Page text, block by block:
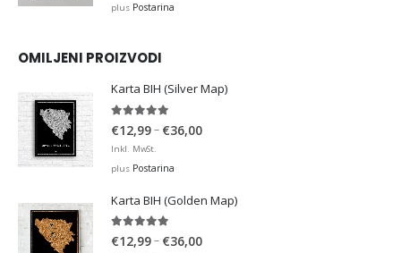
plus Postarina
OMILJENI PROIZVODI
Karta BIH (Silver Map)
€12,99– €36,00Price
€36,00
Inkl. MwSt.
plus Postarina
Karta BIH (Golden Map)
4.93out of 5
€12,99– €36,00Price